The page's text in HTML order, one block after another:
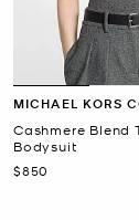
MICHAEL KORS
Cashmere Blend
Bodysuit
Ahora
$850